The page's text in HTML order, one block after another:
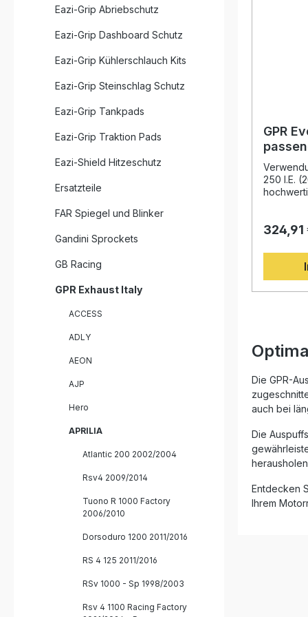
Eazi-Grip Abriebschutz
Eazi-Grip Dashboard Schutz
Eazi-Grip Kühlerschlauch Kits
Eazi-Grip Steinschlag Schutz
Eazi-Grip Tankpads
Eazi-Grip Traktion Pads
Eazi-Shield Hitzeschutz
Ersatzteile
FAR Spiegel und Blinker
Gandini Sprockets
GB Racing
GPR Exhaust Italy
ACCESS
ADLY
AEON
AJP
Hero
APRILIA
Atlantic 200 2002/2004
Rsv4 2009/2014
Tuono R 1000 Factory
2006/2010
Dorsoduro 1200 2011/2016
RS 4 125 2011/2016
RSv 1000 - Sp 1998/2003
Rsv 4 1100 Racing Factory
GPR
250
250 I.E.
Design
and-Play
montiert
werden
324,91
Die GPR-
auch bei
Die
Entdecken
Ihrem